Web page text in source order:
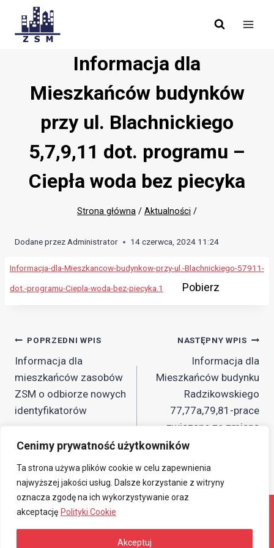
Cenimy prywatność użytkowników
Ta strona używa plików cookie w celu zapewnienia
najwyższej jakości usług. Dalsze korzystanie z witryny
oznacza zgodę na ich wykorzystywanie oraz
akceptację Polityki Cookie
Akceptuj
content
Informacja dla
Mieszkańców budynków
przy ul. Blachnickiego
5,7,9,11 dot. programu –
Ciepła woda bez piecyka
Strona główna / Aktualności /
Dodane przezAdministrator 14 czerwca, 2024 11:24
Informacja-dla-Mieszkancow-budynkow-przy-ul.-Blachnickiego-57911-
dot.-programu-Ciepla-woda-bez-piecyka.1 Pobierz
Nawigacja
wpisu
POPRZEDNI WPIS
Informacja dla
mieszkańców zasobów
ZSM o odbiorze nowych
identyfikatorów
NASTĘPNY WPIS
Informacja dla
Mieszkańców budynku
Radzikowskiego
77,77a,79,81-prace
związane ze zmianą
infrastruktury dot.
© 2026 Związkowa Spółdzielnia Mieszkaniowa